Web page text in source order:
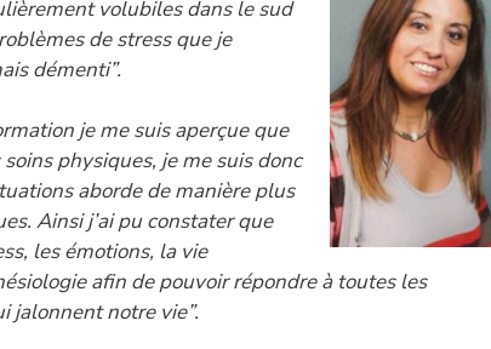
volubiles dans le sud
de stress que je
démenti”.
je me suis aperçue que
physiques, je me suis donc
aborde de manière plus
Ainsi j’ai pu constater que
les émotions, la vie
afin de pouvoir répondre à toutes les
jalonnent notre vie”.